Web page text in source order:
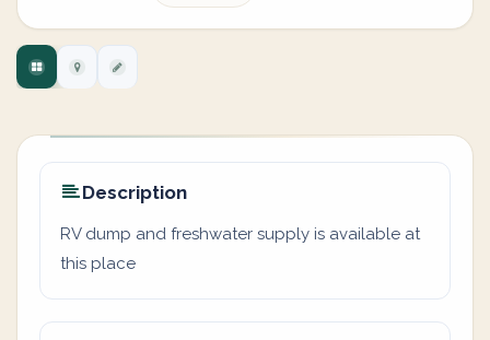
Description
RV dump and freshwater supply is available at
this place